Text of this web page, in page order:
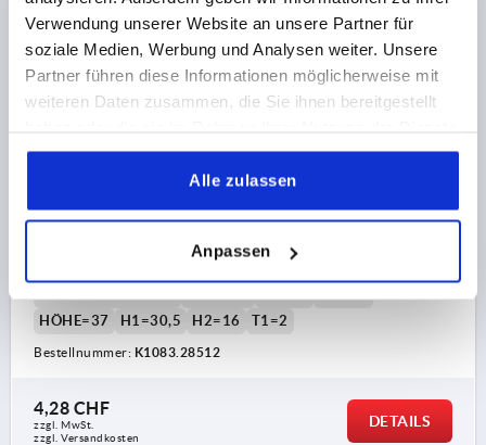
Verwendung unserer Website an unsere Partner für
soziale Medien, Werbung und Analysen weiter. Unsere
Partner führen diese Informationen möglicherweise mit
weiteren Daten zusammen, die Sie ihnen bereitgestellt
gesammelt haben.
Alle zulassen
Anpassen
K1083 K
DREISTERNGRIFF D=M12 D1=85 H=37, FORM:K
THERMOPLAST, SCHWARZ, KOMP:MESSING
HÖHE=37
H1=30,5 H2=16 T1=2
Bestellnummer: K1083.28512
4,28 CHF
zzgl. MwSt.
zzgl. Versandkosten
DETAILS